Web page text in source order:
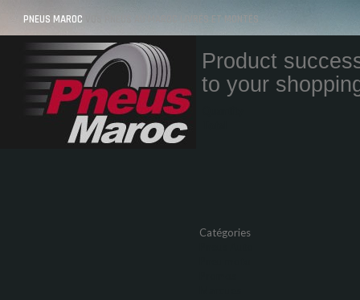
PNEUS MAROC VOS PNEUS AU MAROC LIVRÉS ET MONTÉS
Product
to your
Catégories